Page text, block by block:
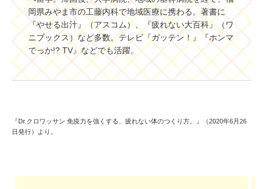
岡県みやま市の工藤内科で地域医療に携わる。著書に
『やせる出汁』（アスコム）、『疲れない大百科』（ワ
ニブックス）など多数。テレビ『ガッテン！』『ホンマ
でっか!? TV』などでも活躍。
『Dr.クロワッサン 免疫力を強くする、疲れない体のつくり方。』（2020年6月26
日発行）より。